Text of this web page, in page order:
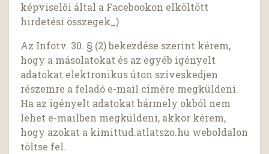
képviselői által a Facebookon elköltött
hirdetési összegek_)
Az Infotv. 30. § (2) bekezdése szerint kérem,
hogy a másolatokat és az egyéb igényelt
adatokat elektronikus úton szíveskedjen
részemre a feladó e-mail címére megküldeni.
Ha az igényelt adatokat bármely okból nem
lehet e-mailben megküldeni, akkor kérem,
hogy azokat a kimittud.atlatszo.hu weboldalon
töltse fel.